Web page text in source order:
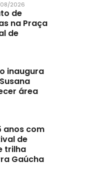
2026
de
na Praça
de
inaugura
área
anos com
de
trilha
Gaúcha